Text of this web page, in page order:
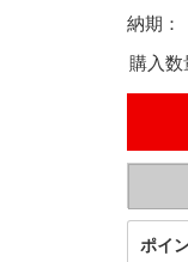
納期：
購入数
ポイ